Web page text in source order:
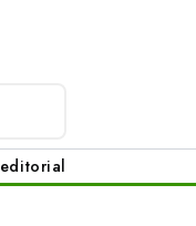
editorial